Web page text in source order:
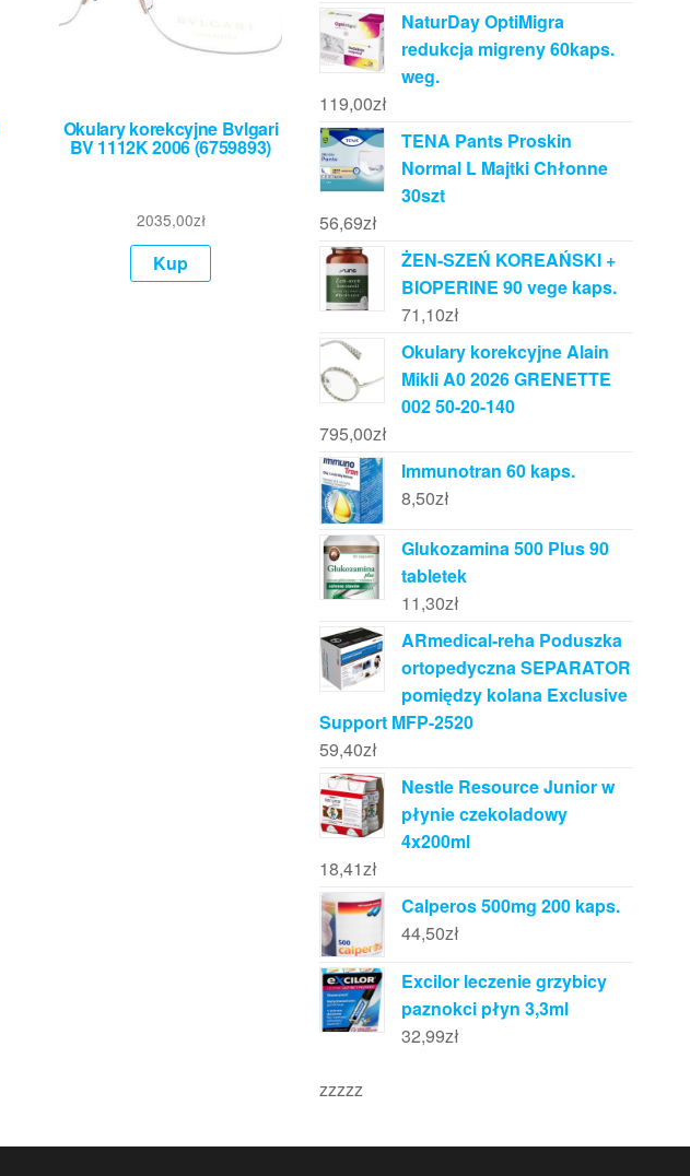
Okulary korekcyjne Bvlgari
BV 1112K 2006 (6759893)
2035,00zł
Kup
NaturDay OptiMigra
redukcja migreny 60kaps.
weg.
119,00zł
TENA Pants Proskin
Normal L Majtki Chłonne
30szt
56,69zł
ŻEN-SZEŃ KOREAŃSKI +
BIOPERINE 90 vege kaps.
71,10zł
Okulary korekcyjne Alain
Mikli A0 2026 GRENETTE
002 50-20-140
795,00zł
Immunotran 60 kaps.
8,50zł
Glukozamina 500 Plus 90
tabletek
11,30zł
ARmedical-reha Poduszka
ortopedyczna SEPARATOR
pomiędzy kolana Exclusive
Support MFP-2520
59,40zł
Nestle Resource Junior w
płynie czekoladowy
4x200ml
18,41zł
Calperos 500mg 200 kaps.
44,50zł
Excilor leczenie grzybicy
paznokci płyn 3,3ml
32,99zł
zzzzz